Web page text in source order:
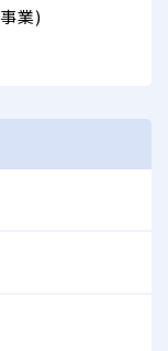
業)